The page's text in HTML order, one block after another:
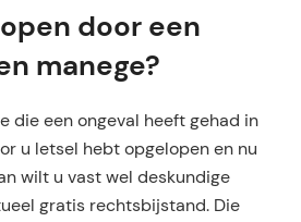
door een
manege?
die een ongeval heeft gehad in
u letsel hebt opgelopen en nu
wilt u vast wel deskundige
gratis rechtsbijstand. Die